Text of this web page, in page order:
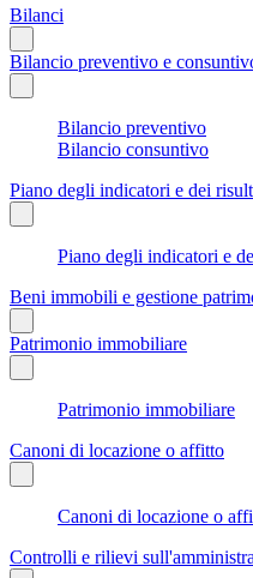
Bilanci
Bilancio preventivo e
Bilancio preventivo
Bilancio consuntivo
Piano degli indicatori e dei
Piano degli indicatori e
Beni immobili e gestione
Patrimonio immobiliare
Patrimonio immobiliare
Canoni di locazione o affitto
Canoni di locazione o
Controlli e rilievi